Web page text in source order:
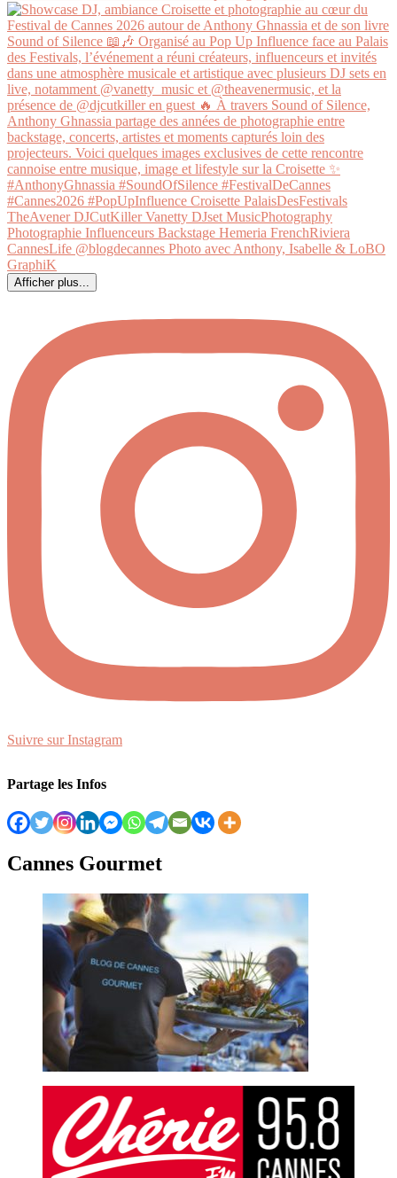
Afficher plus...
Suivre sur Instagram
Partage les Infos
Cannes Gourmet